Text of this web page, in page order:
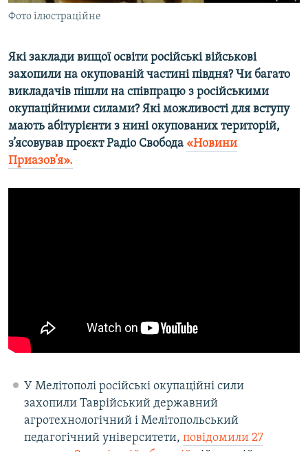
Фото ілюстраційне
Які заклади вищої освіти російські військові
захопили на окупованій частині півдня? Чи багато
викладачів пішли на співпрацю з російськими
окупаційними силами? Які можливості для вступу
мають абітурієнти з нині окупованих територій,
з’ясовував проєкт Радіо Свобода «Новини
Приазов’я».
У Мелітополі російські окупаційні сили
захопили Таврійський державний
агротехнологічний і Мелітопольський
педагогічний університети, повідомили 27